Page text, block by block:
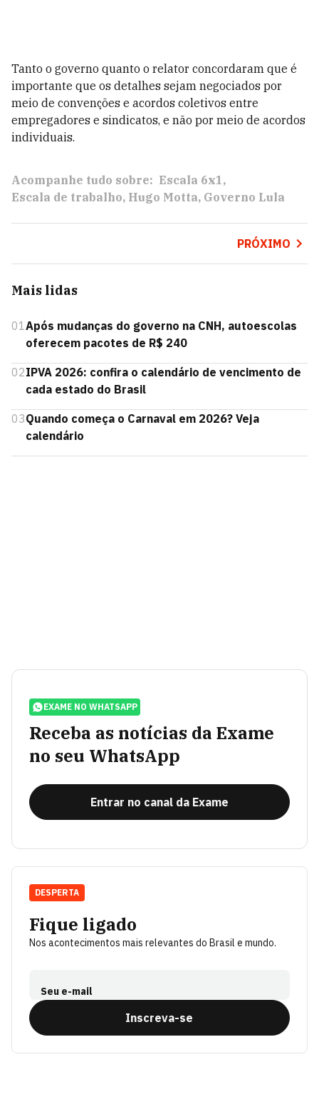
Tanto o governo quanto o relator concordaram que é
importante que os detalhes sejam negociados por
meio de convenções e acordos coletivos entre
empregadores e sindicatos, e não por meio de acordos
individuais.
Acompanhe tudo sobre: Escala 6x1
Escala de trabalho Hugo Motta Governo Lula
PRÓXIMO
Mais lidas
01Após mudanças do governo na CNH, autoescolas
oferecem pacotes de R$ 240
02IPVA 2026: confira o calendário de vencimento de
cada estado do Brasil
03Quando começa o Carnaval em 2026? Veja
calendário
EXAME NO WHATSAPP
Receba as notícias da Exame
no seu WhatsApp
Entrar no canal da Exame
Fique ligado
Nos acontecimentos mais relevantes do Brasil e mundo.
Seu e-mail
Inscreva-se
DESPERTA